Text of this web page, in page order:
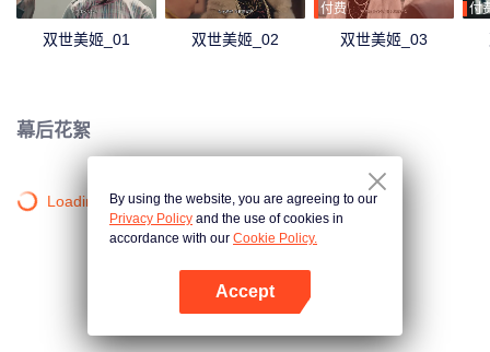
双世美姬_01 双世美姬_02
付费
双世美姬_03
付
幕后花絮
Loading…By using the website, you are agreeing to our
Privacy Policy and the use of cookies in
accordance with our Cookie Policy.
Accept